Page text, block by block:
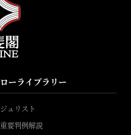
ローライブラリー
ジュリスト
重要判例解説